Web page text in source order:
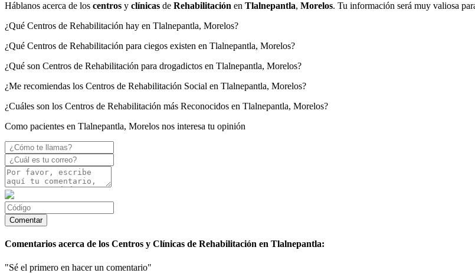
Háblanos acerca de los centros y clínicas de Rehabilitación en Tlalnepantla, Morelos. Tu información será muy valiosa
¿Qué Centros de Rehabilitación hay en Tlalnepantla, Morelos?
¿Qué Centros de Rehabilitación para ciegos existen en Tlalnepantla, Morelos?
¿Qué son Centros de Rehabilitación para drogadictos en Tlalnepantla, Morelos?
¿Me recomiendas los Centros de Rehabilitación Social en Tlalnepantla, Morelos?
¿Cuáles son los Centros de Rehabilitación más Reconocidos en Tlalnepantla, Morelos?
Como pacientes en Tlalnepantla, Morelos nos interesa tu opinión
Comentarios acerca de los Centros y Clínicas de Rehabilitación en Tlalnepantla:
"Sé el primero en hacer un comentario"